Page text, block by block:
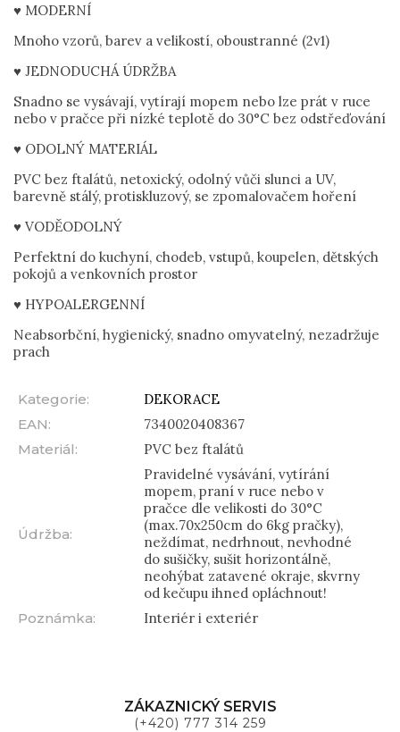
♥ MODERNÍ
Mnoho vzorů, barev a velikostí, oboustranné (2v1)
♥ JEDNODUCHÁ ÚDRŽBA
Snadno se vysávají, vytírají mopem nebo lze prát v ruce
nebo v pračce při nízké teplotě do 30°C bez odstřeďování
♥ ODOLNÝ MATERIÁL
PVC bez ftalátů, netoxický, odolný vůči slunci a UV,
barevně stálý, protiskluzový, se zpomalovačem hoření
♥ VODĚODOLNÝ
Perfektní do kuchyní, chodeb, vstupů, koupelen, dětských
pokojů a venkovních prostor
♥ HYPOALERGENNÍ
Neabsorbční, hygienický, snadno omyvatelný, nezadržuje
prach
Kategorie:
DEKORACE
EAN:
7340020408367
Materiál: PVC bez ftalátů
Údržba:
Pravidelné vysávání, vytírání
mopem, praní v ruce nebo v
pračce dle velikosti do 30°C
(max.70x250cm do 6kg pračky),
neždímat, nedrhnout, nevhodné
do sušičky, sušit horizontálně,
neohýbat zatavené okraje, skvrny
od kečupu ihned opláchnout!
Poznámka: Interiér i exteriér
ZÁKAZNICKÝ SERVIS
(+420) 777 314 259